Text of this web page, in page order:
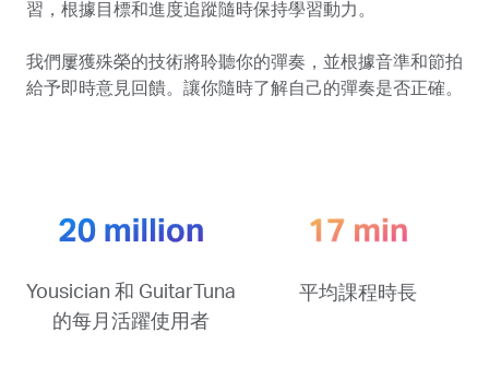
習，根據目標和進度追蹤隨時保持學習動力。
我們屢獲殊榮的技術將聆聽你的彈奏，並根據音準和節拍
給予即時意見回饋。讓你隨時了解自己的彈奏是否正確。
Yousician 和 GuitarTuna
的每月活躍使用者
平均課程時長